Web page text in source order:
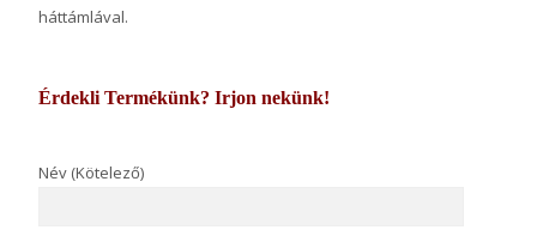
háttámlával.
Érdekli Termékünk? Irjon nekünk!
Név (Kötelező)